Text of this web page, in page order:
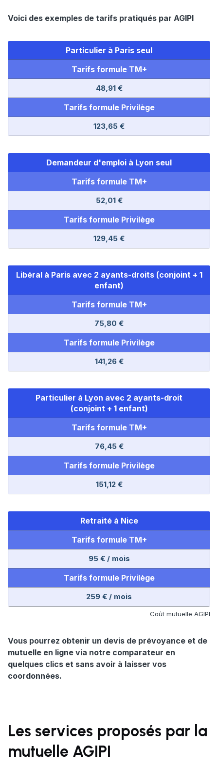
Voici des exemples de tarifs pratiqués par AGIPI
Particulier à Paris seul
Tarifs formule TM+
48,91 €
Tarifs formule Privilège
123,65 €
Demandeur d'emploi à Lyon seul
Tarifs formule TM+
52,01 €
Tarifs formule Privilège
129,45 €
Libéral à Paris avec 2 ayants-droits (conjoint + 1
enfant)
Tarifs formule TM+
75,80 €
Tarifs formule Privilège
141,26 €
Particulier à Lyon avec 2 ayants-droit
(conjoint + 1 enfant)
Tarifs formule TM+
76,45 €
Tarifs formule Privilège
151,12 €
Retraité à Nice
Tarifs formule TM+
95 € / mois
Tarifs formule Privilège
259 € / mois
Coût mutuelle AGIPI
Vous pourrez obtenir un devis de prévoyance et de
mutuelle en ligne via notre comparateur en
quelques clics et sans avoir à laisser vos
coordonnées.
Les services proposés par la
mutuelle AGIPI